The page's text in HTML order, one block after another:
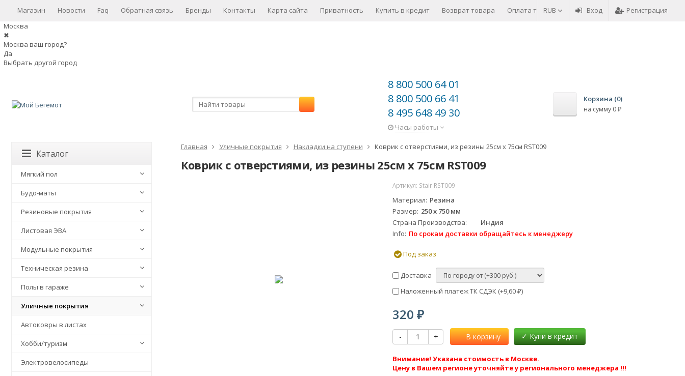
RUB Вход Регистрация
Магазин Новости Faq Обратная связь Бренды Контакты Карта сайта Приватность Купить в кредит Возврат товара
Оплата товара
Москва
✖
Москва ваш город?
Да
Выбрать другой город
8 800 500 64 01
8 800 500 66 41
8 495 648 49 30
Часы работы
Корзина (0)
на сумму 0 ₽
Главная Уличные покрытия Накладки на ступени Коврик с отверстиями, из резины 25см x 75см RST009
Коврик с отверстиями, из резины 25см x 75см RST009
Артикул: Stair RST009
Материал Резина
Размер 250 x 750 мм
Страна Производства
Индия
Info По срокам доставки обращайтесь к менеджеру
Под заказ
Доставка
Наложенный платеж ТК СДЭК (+9,60₽)
320₽
- + В корзину
Внимание! Указана стоимость в Москве.
Цену в Вашем регионе уточняйте у регионального менеджера !!!
Каталог
Мягкий пол
Будо-маты
Резиновые покрытия
Листовая ЭВА
Модульные покрытия
Техническая резина
Полы в гараже
Уличные покрытия
Автоковры в листах
Хобби/туризм
Электровелосипеды